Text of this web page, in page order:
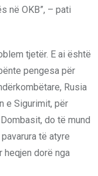
në OKB”, – pati
tjetër. E ai është
pengesa për
Rusia
e Sigurimit, për
do të mund
të atyre
heqjen dorë nga